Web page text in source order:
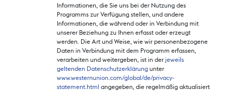
Informationen, die Sie uns bei der Nutzung des
Programms zur Verfügung stellen, und andere
Informationen, die während oder in Verbindung mit
unserer Beziehung zu Ihnen erfasst oder erzeugt
werden. Die Art und Weise, wie wir personenbezogene
Daten in Verbindung mit dem Programm erfassen,
verarbeiten und weitergeben, ist in der jeweils
geltenden Datenschutzerklärung unter
www.westernunion.com/global/de/privacy-
statement.html angegeben, die regelmäßig aktualisiert